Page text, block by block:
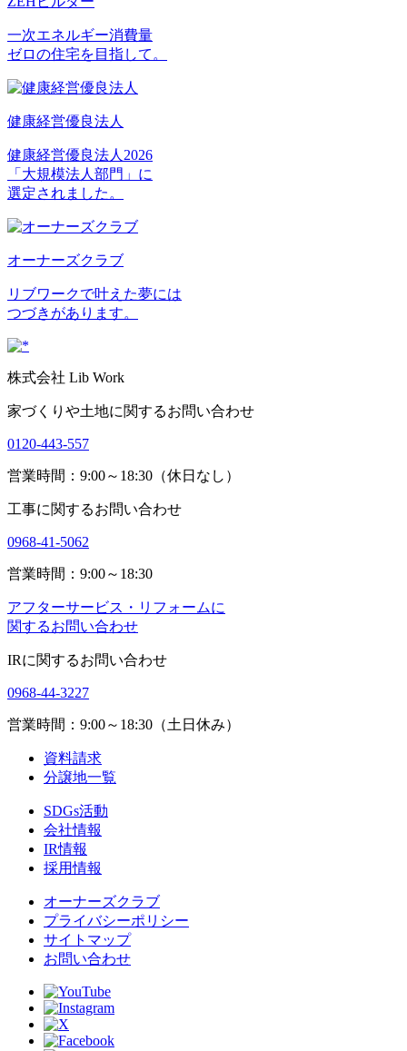
一次エネルギー消費量
ゼロの住宅を目指して。
健康経営優良法人
健康経営優良法人2026
「大規模法人部門」に
選定されました。
オーナーズクラブ
リブワークで叶えた夢には
つづきがあります。
株式会社 Lib Work
家づくりや土地に関するお問い合わせ
0120-443-557
営業時間：9:00～18:30（休日なし）
工事に関するお問い合わせ
0968-41-5062
営業時間：9:00～18:30
アフターサービス・リフォームに
関するお問い合わせ
IRに関するお問い合わせ
0968-44-3227
営業時間：9:00～18:30（土日休み）
資料請求
分譲地一覧
SDGs活動
会社情報
IR情報
採用情報
オーナーズクラブ
プライバシーポリシー
サイトマップ
お問い合わせ